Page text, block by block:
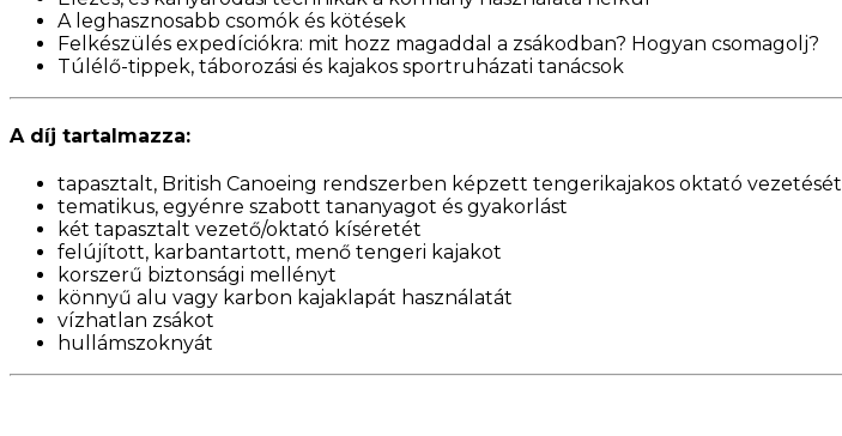
A leghasznosabb csomók és kötések
Felkészülés expedíciókra: mit hozz magaddal a zsákodban? Hogyan csomagolj?
Túlélő-tippek, táborozási és kajakos sportruházati tanácsok
A díj tartalmazza:
tapasztalt, British Canoeing rendszerben képzett tengerikajakos oktató vezetését
tematikus, egyénre szabott tananyagot és gyakorlást
két tapasztalt vezető/oktató kíséretét
felújított, karbantartott, menő tengeri kajakot
korszerű biztonsági mellényt
könnyű alu vagy karbon kajaklapát használatát
vízhatlan zsákot
hullámszoknyát